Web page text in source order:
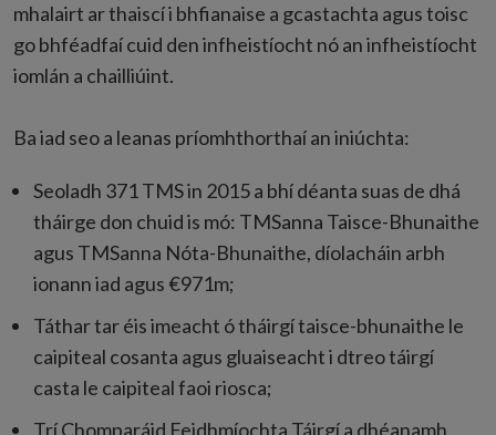
mhalairt ar thaiscí i bhfianaise a gcastachta agus toisc
go bhféadfaí cuid den infheistíocht nó an infheistíocht
iomlán a chailliúint.
Ba iad seo a leanas príomhthorthaí an iniúchta:
Seoladh 371 TMS in 2015 a bhí déanta suas de dhá
tháirge don chuid is mó: TMSanna Taisce-Bhunaithe
agus TMSanna Nóta-Bhunaithe, díolacháin arbh
ionann iad agus €971m;
Táthar tar éis imeacht ó tháirgí taisce-bhunaithe le
caipiteal cosanta agus gluaiseacht i dtreo táirgí
casta le caipiteal faoi riosca;
Trí Chomparáid Feidhmíochta Táirgí a dhéanamh,